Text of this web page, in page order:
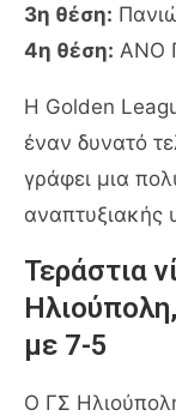
3η θέση:
4η θέση: ΑΝΟ
Η Golden
έναν δυνατό
γράφει μια
αναπτυξιακής
Τεράστια
με 7-5
Ο ΓΣ